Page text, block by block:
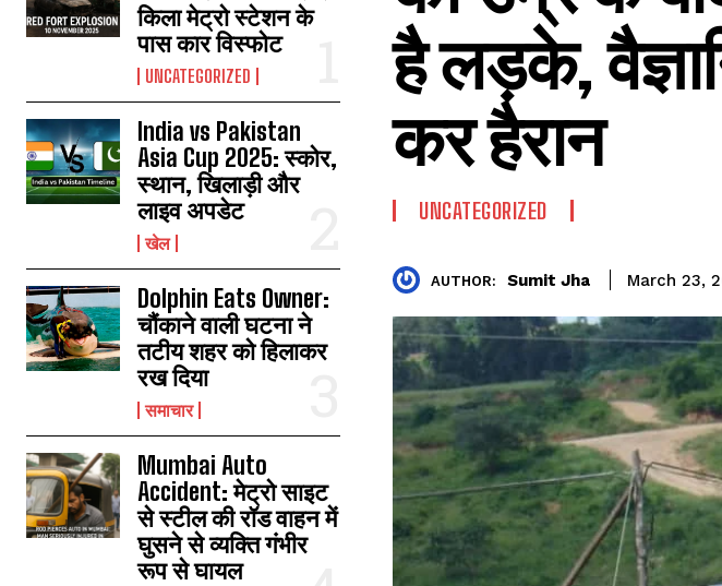
किला मेट्रो स्टेशन के
पास कार विस्फोट
UNCATEGORIZED
India vs Pakistan
Asia Cup 2025: स्कोर,
स्थान, खिलाड़ी और
लाइव अपडेट
खेल
Dolphin Eats Owner:
चौंकाने वाली घटना ने
तटीय शहर को हिलाकर
रख दिया
समाचार
Mumbai Auto
Accident: मेट्रो साइट
से स्टील की रॉड वाहन में
घुसने से व्यक्ति गंभीर
रूप से घायल
है लड़के,
कर हैरान
UNCATEGORIZED
AUTHOR: Sumit Jha March 23,